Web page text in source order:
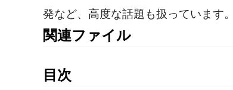
発など、高度な話題も扱っています
関連ファイル
第1章(PDF)
第2章(PDF)
目次